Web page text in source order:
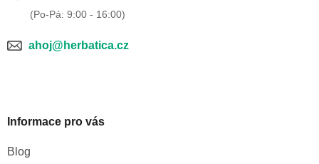
ahoj@herbatica.cz
Informace pro vás
Blog